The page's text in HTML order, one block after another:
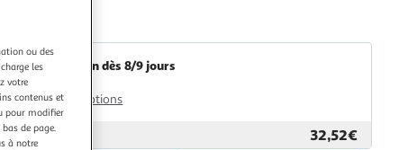
Livraison dès 8/9 jours
Plus d'options
Multishop 32,52€
ou des
les
votre
contenus et
pour modifier
de page.
à notre